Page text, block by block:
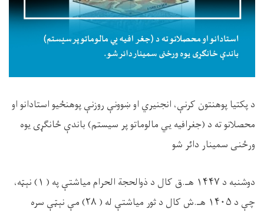
د پکتیا پوهنتون کرنې، انجنیري او ښوونې روزنې پوهنځیو استادانو او
محصلانو ته د (جغرافیه یي مالوماتو پر سیستم) باندې ځانګړی یوه
ورځنی سمینار دائر شو
دوشنبه د ۱۴۴۷ هـ.ق کال د ذوالحجة الحرام میاشتې په ( ۱) نېټه،
چې د ۱۴۰۵ هـ.ش کال د ثور میاشتې له ( ۲۸) مې نېټې سره